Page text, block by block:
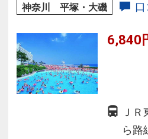
神奈川 平塚・大磯
6,840
Ｊ
ら路